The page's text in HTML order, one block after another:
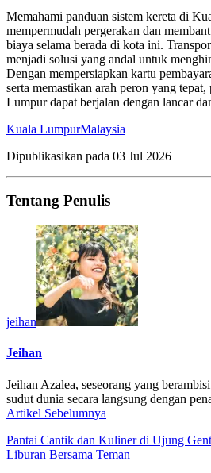
Memahami panduan sistem kereta di
mempermudah pergerakan dan
biaya selama berada di kota ini.
menjadi solusi yang andal untuk
Dengan mempersiapkan kartu
serta memastikan arah peron yang
Lumpur dapat berjalan dengan lancar
Kuala LumpurMalaysia
Dipublikasikan pada 03 Jul 2026
Tentang Penulis
jeihan
Jeihan
Jeihan Azalea, seseorang yang
sudut dunia secara langsung dengan
Artikel Sebelumnya
Pantai Cantik dan Kuliner di Ujung
Liburan Bersama Teman